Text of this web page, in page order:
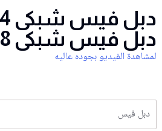
دبل فيس شبكى 2.4سم * 25متر
دبل فيس شبكى 4.8سم * 25متر
لمشاهدة الفيديو بجوده عاليه
دبل فيس